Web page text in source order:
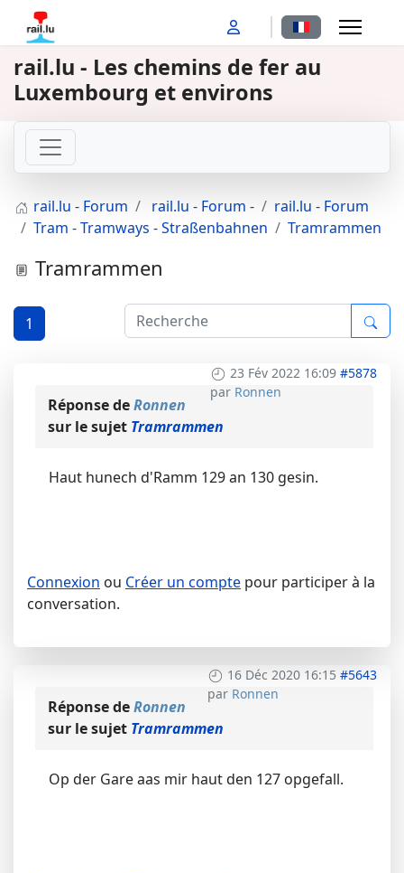
Sélectionnez
rail.lu - Les chemins de fer au
Luxembourg et environs
rail.lu - Forum rail.lu - Forum -
rail.lu - Forum
Tram - Tramways - Straßenbahnen
Tramrammen
Tramrammen
1
23 Fév 2022 16:09 #5878
par Ronnen
Réponse deRonnen
sur le sujet Tramrammen
Haut hunech d'Ramm 129 an 130 gesin.
Connexion ou Créer un compte pour participer à la
conversation.
16 Déc 2020 16:15 #5643
par Ronnen
Réponse deRonnen
sur le sujet Tramrammen
Op der Gare aas mir haut den 127 opgefall.